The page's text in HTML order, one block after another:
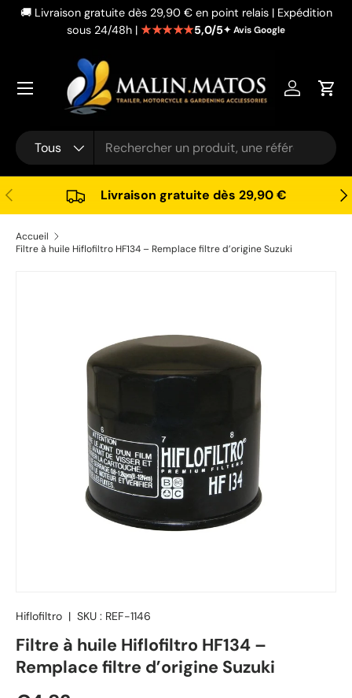
Aller au contenu
🚚 Livraison gratuite dès 29,90 € en point relais | Expédition
sous 24/48h | ★★★★★5,0/5✦ Avis Google
Recherche
Type de produit
Tous
Se
Précédent Livraison gratuite dès 29,90 €
Accueil
Filtre à huile Hiflofiltro HF134 – Remplace filtre d’origine Suzuki
Hiflofiltro | SKU : REF-1146
Filtre à huile Hiflofiltro HF134 –
Remplace filtre d’origine Suzuki